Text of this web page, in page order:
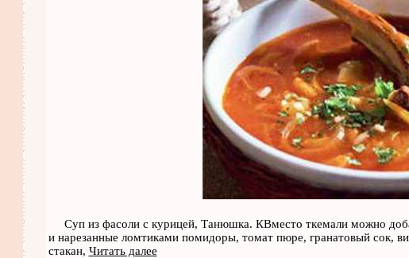
Суп из фасоли с курицей, Танюшка. КВместо ткемали можно
и нарезанные ломтиками помидоры, томат пюре, гранатовый сок,
стакан, Читать далее